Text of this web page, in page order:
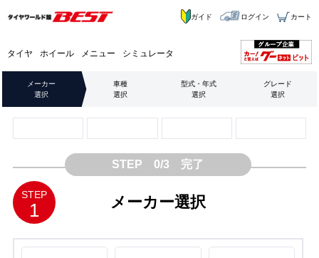
タイヤ ホイール メニュー シミュレータ
ガイド ログイン カート
メーカー
選択
車種
選択
型式・年式
選択
グレード
選択
STEP 0/3 完了
STEP
1 メーカー選択